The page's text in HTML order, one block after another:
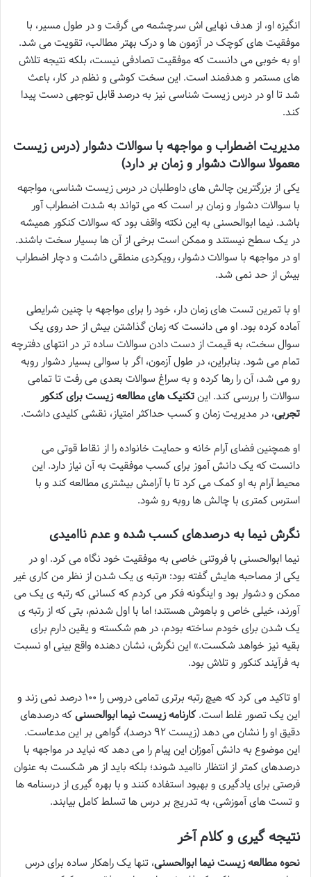
انگیزه او، از هدف نهایی اش سرچشمه می گرفت و در طول مسیر، با
موفقیت های کوچک در آزمون ها و درک بهتر مطالب، تقویت می شد.
او به خوبی می دانست که موفقیت تصادفی نیست، بلکه نتیجه تلاش
های مستمر و هدفمند است. این سخت کوشی و نظم در کار، باعث
شد تا او در درس زیست شناسی نیز به درصد قابل توجهی دست پیدا
کند.
مدیریت اضطراب و مواجهه با سوالات دشوار (درس زیست
معمولا سوالات دشوار و زمان بر دارد)
یکی از بزرگترین چالش های داوطلبان در درس زیست شناسی، مواجهه
با سوالات دشوار و زمان بر است که می تواند به شدت اضطراب آور
باشد. نیما ابوالحسنی به این نکته واقف بود که سوالات کنکور همیشه
در یک سطح نیستند و ممکن است برخی از آن ها بسیار سخت باشند.
او در مواجهه با سوالات دشوار، رویکردی منطقی داشت و دچار اضطراب
بیش از حد نمی شد.
او با تمرین تست های زمان دار، خود را برای مواجهه با چنین شرایطی
آماده کرده بود. او می دانست که زمان گذاشتن بیش از حد روی یک
سوال سخت، به قیمت از دست دادن سوالات ساده تر در انتهای دفترچه
تمام می شود. بنابراین، در طول آزمون، اگر با سوالی بسیار دشوار روبه
رو می شد، آن را رها کرده و به سراغ سوالات بعدی می رفت تا تمامی
سوالات را بررسی کند. اینتکنیک های مطالعه زیست برای کنکور
تجربی، در مدیریت زمان و کسب حداکثر امتیاز، نقشی کلیدی داشت.
او همچنین فضای آرام خانه و حمایت خانواده را از نقاط قوتی می
دانست که یک دانش آموز برای کسب موفقیت به آن نیاز دارد. این
محیط آرام به او کمک می کرد تا با آرامش بیشتری مطالعه کند و با
استرس کمتری با چالش ها روبه رو شود.
نگرش نیما به درصدهای کسب شده و عدم ناامیدی
نیما ابوالحسنی با فروتنی خاصی به موفقیت خود نگاه می کرد. او در
یکی از مصاحبه هایش گفته بود: «رتبه ی یک شدن از نظر من کاری غیر
ممکن و دشوار بود و اینگونه فکر می کردم که کسانی که رتبه ی یک می
آورند، خیلی خاص و باهوش هستند؛ اما با اول شدنم، بتی که از رتبه ی
یک شدن برای خودم ساخته بودم، در هم شکسته و یقین دارم برای
بقیه نیز خواهد شکست.» این نگرش، نشان دهنده واقع بینی او نسبت
به فرآیند کنکور و تلاش بود.
او تاکید می کرد که هیچ رتبه برتری تمامی دروس را ۱۰۰ درصد نمی زند و
این یک تصور غلط است. کارنامه زیست نیما ابوالحسنیکه درصدهای
دقیق او را نشان می دهد (زیست ۹۲ درصد)، گواهی بر این مدعاست.
این موضوع به دانش آموزان این پیام را می دهد که نباید در مواجهه با
درصدهای کمتر از انتظار ناامید شوند؛ بلکه باید از هر شکست به عنوان
فرصتی برای یادگیری و بهبود استفاده کنند و با بهره گیری از درسنامه ها
و تست های آموزشی، به تدریج بر درس ها تسلط کامل بیابند.
نتیجه گیری و کلام آخر
نحوه مطالعه زیست نیما ابوالحسنی، تنها یک راهکار ساده برای درس